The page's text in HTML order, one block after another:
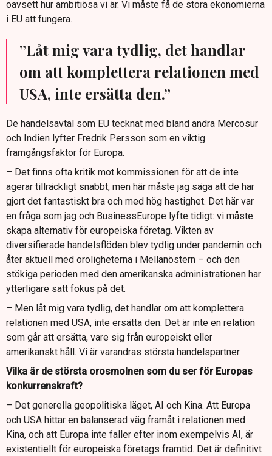
oavsett hur ambitiösa vi är. Vi måste få de stora ekonomierna
i EU att fungera.
”Låt mig vara tydlig, det handlar
om att komplettera relationen med
USA, inte ersätta den.”
De handelsavtal som EU tecknat med bland andra Mercosur
och Indien lyfter Fredrik Persson som en viktig
framgångsfaktor för Europa.
– Det finns ofta kritik mot kommissionen för att de inte
agerar tillräckligt snabbt, men här måste jag säga att de har
gjort det fantastiskt bra och med hög hastighet. Det här var
en fråga som jag och BusinessEurope lyfte tidigt: vi måste
skapa alternativ för europeiska företag. Vikten av
diversifierade handelsflöden blev tydlig under pandemin och
åter aktuell med oroligheterna i Mellanöstern – och den
stökiga perioden med den amerikanska administrationen har
ytterligare satt fokus på det.
– Men låt mig vara tydlig, det handlar om att komplettera
relationen med USA, inte ersätta den. Det är inte en relation
som går att ersätta, vare sig från europeiskt eller
amerikanskt håll. Vi är varandras största handelspartner.
Vilka är de största orosmolnen som du ser för Europas
konkurrenskraft?
– Det generella geopolitiska läget, AI och Kina. Att Europa
och USA hittar en balanserad väg framåt i relationen med
Kina, och att Europa inte faller efter inom exempelvis AI, är
existentiellt för europeiska företags framtid. Det är definitivt